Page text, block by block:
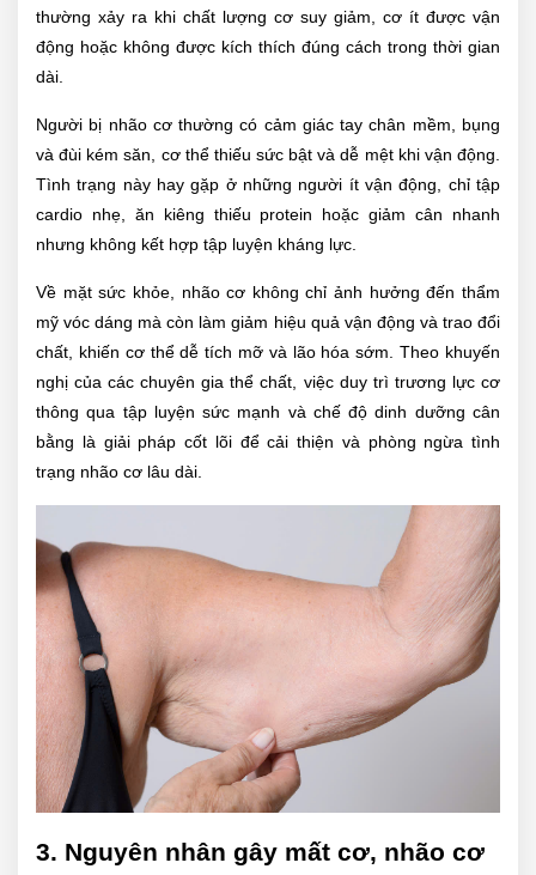
thường xảy ra khi chất lượng cơ suy giảm, cơ ít được vận
động hoặc không được kích thích đúng cách trong thời gian
dài.
Người bị nhão cơ thường có cảm giác tay chân mềm, bụng
và đùi kém săn, cơ thể thiếu sức bật và dễ mệt khi vận động.
Tình trạng này hay gặp ở những người ít vận động, chỉ tập
cardio nhẹ, ăn kiêng thiếu protein hoặc giảm cân nhanh
nhưng không kết hợp tập luyện kháng lực.
Về mặt sức khỏe, nhão cơ không chỉ ảnh hưởng đến thẩm
mỹ vóc dáng mà còn làm giảm hiệu quả vận động và trao đổi
chất, khiến cơ thể dễ tích mỡ và lão hóa sớm. Theo khuyến
nghị của các chuyên gia thể chất, việc duy trì trương lực cơ
thông qua tập luyện sức mạnh và chế độ dinh dưỡng cân
bằng là giải pháp cốt lõi để cải thiện và phòng ngừa tình
trạng nhão cơ lâu dài.
3. Nguyên nhân gây mất cơ, nhão cơ